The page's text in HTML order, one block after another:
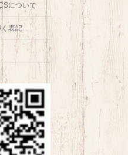
について
表記